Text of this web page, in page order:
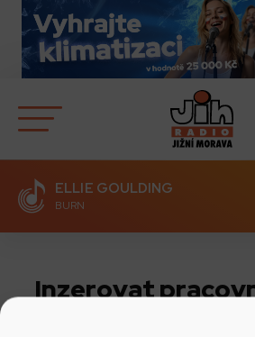
ELLIE GOULDING
BURN
Inzerovat